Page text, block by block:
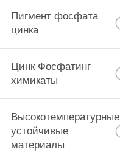
Пигмент фосфата
цинка
Цинк Фосфатинг
химикаты
Высокотемпературные
устойчивые
материалы